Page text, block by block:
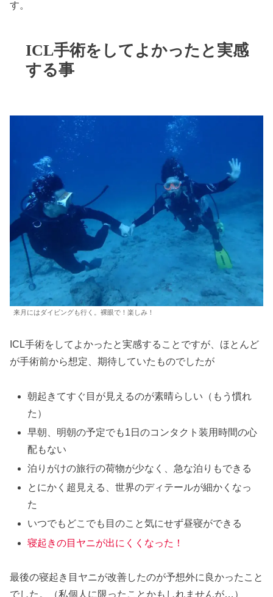
す。
ICL手術をしてよかったと実感
する事
来月にはダイビングも行く。裸眼で！楽しみ！
ICL手術をしてよかったと実感することですが、ほとんど
が手術前から想定、期待していたものでしたが
朝起きてすぐ目が見えるのが素晴らしい（もう慣れ
た）
早朝、明朝の予定でも1日のコンタクト装用時間の心
配もない
泊りがけの旅行の荷物が少なく、急な泊りもできる
とにかく超見える、世界のディテールが細かくなっ
た
いつでもどこでも目のこと気にせず昼寝ができる
寝起きの目ヤニが出にくくなった！
最後の寝起き目ヤニが改善したのが予想外に良かったこと
でした。（私個人に限ったことかもしれませんが…）